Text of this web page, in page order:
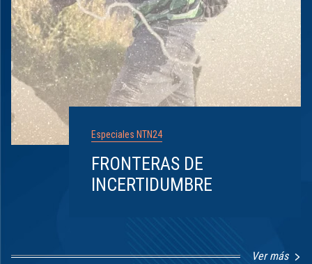
Especiales NTN24
FRONTERAS DE
INCERTIDUMBRE
Ver más